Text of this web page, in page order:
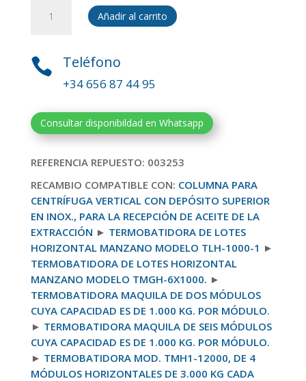
galvanizado
1"
REF:
003253
Añadir al carrito
 Teléfono
+34 656 87 44 95
Consultar disponibildad en Whatsapp
REFERENCIA REPUESTO: 003253
RECAMBIO COMPATIBLE CON: COLUMNA PARA
CENTRÍFUGA VERTICAL CON DEPÓSITO SUPERIOR
EN INOX., PARA LA RECEPCIÓN DE ACEITE DE LA
EXTRACCIÓN ► TERMOBATIDORA DE LOTES
HORIZONTAL MANZANO MODELO TLH-1000-1 ►
TERMOBATIDORA DE LOTES HORIZONTAL
MANZANO MODELO TMGH-6X1000. ►
TERMOBATIDORA MAQUILA DE DOS MÓDULOS
CUYA CAPACIDAD ES DE 1.000 KG. POR MÓDULO.
► TERMOBATIDORA MAQUILA DE SEIS MÓDULOS
CUYA CAPACIDAD ES DE 1.000 KG. POR MÓDULO.
► TERMOBATIDORA MOD. TMH1-12000, DE 4
MÓDULOS HORIZONTALES DE 3.000 KG CADA